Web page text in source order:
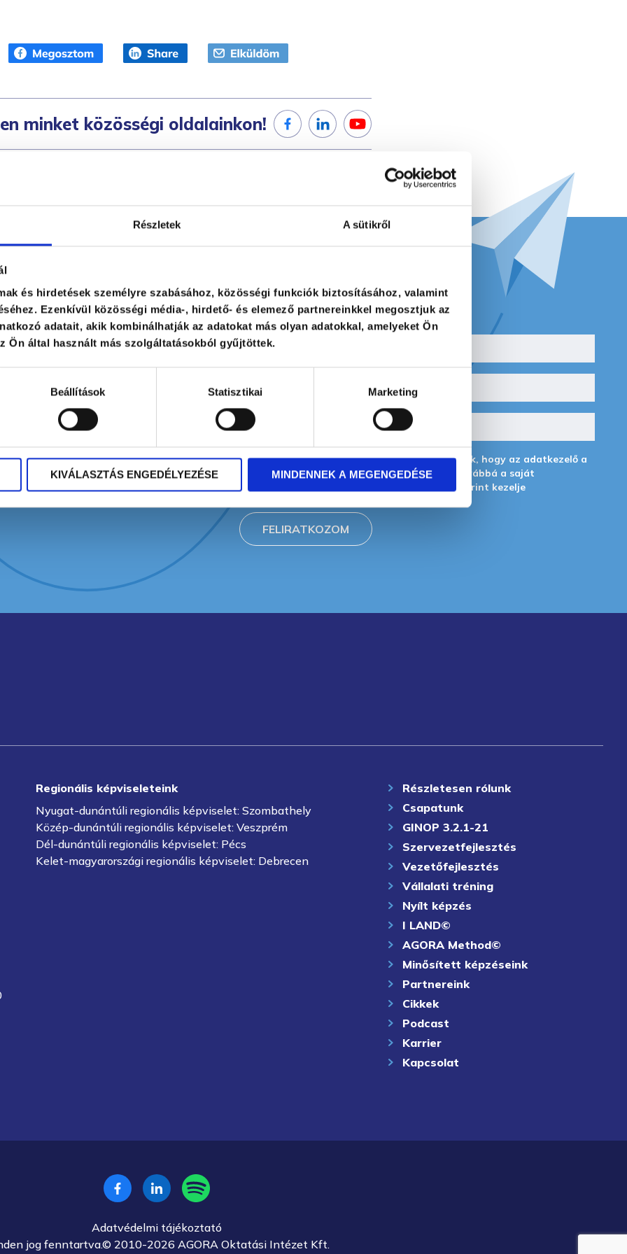
Részletek A sütikről
és hirdetések személyre szabásához, közösségi funkciók biztosításához, valamint
Ezenkívül közösségi média-, hirdető- és elemező partnereinkkel megosztjuk az
adatait, akik kombinálhatják az adatokat más olyan adatokkal, amelyeket Ön
Ön által használt más szolgáltatásokból gyűjtöttek.
Beállítások Statisztikai Marketing
KIVÁLASZTÁS ENGEDÉLYEZÉSE MINDENNEK A MEGENGEDÉSE
minket közösségi oldalainkon!
* A jelölőnégyzet bepipálásával hozzájárulok, hogy az adatkezelő a
megadott személyes adataimat a GDPR, továbbá a saját
feltételei szerint kezelje
FELIRATKOZOM
Regionális képviseleteink
Nyugat-dunántúli regionális képviselet: Szombathely
Közép-dunántúli regionális képviselet: Veszprém
Dél-dunántúli regionális képviselet: Pécs
Kelet-magyarországi regionális képviselet: Debrecen
Részletesen rólunk
Csapatunk
GINOP 3.2.1-21
Szervezetfejlesztés
Vezetőfejlesztés
Vállalati tréning
Nyílt képzés
I LAND©
AGORA Method©
Minősített képzéseink
Partnereink
Cikkek
Podcast
Karrier
Kapcsolat
Adatvédelmi tájékoztató
jog fenntartva.© 2010-2026 AGORA Oktatási Intézet Kft.